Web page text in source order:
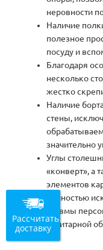
неровности
Наличие
полезное
посуду и
Благодаря
несколько
жестко
Наличие
стены,
значительно
Углы
«конверт», а
элементов
полностью
травмы
санитарной
Рассчитать
доставку